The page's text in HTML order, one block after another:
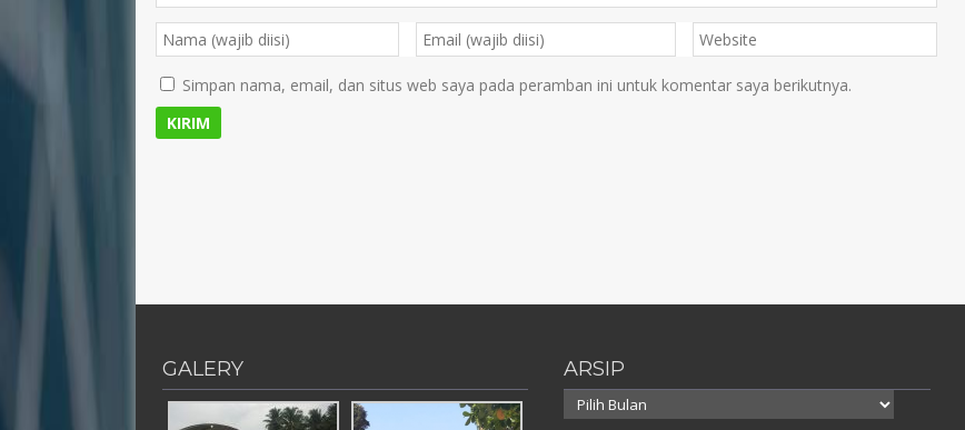
Simpan nama, email, dan situs web saya pada peramban ini untuk komentar saya berikutnya.
GALERY ARSIP
Arsip